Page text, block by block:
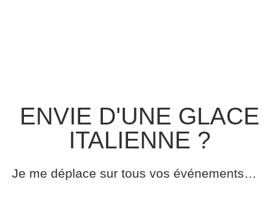
ENVIE D'UNE GLACE
ITALIENNE ?
Je me déplace sur tous vos événements…